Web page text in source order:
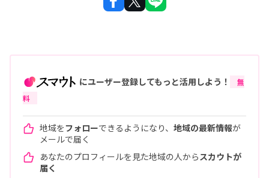
にユーザー登録してもっと活用しよう！
無
料
地域をフォローできるようになり、 地域の最新情報が
メールで届く
あなたのプロフィールを見た地域の人から スカウトが
届く